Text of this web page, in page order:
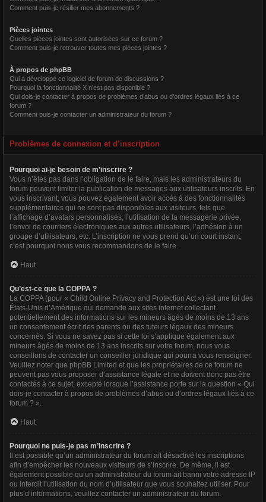
Comment puis-je résilier mes abonnements ?
Pièces jointes
Quelles pièces jointes sont autorisées sur ce forum ?
Comment puis-je retrouver toutes mes pièces jointes ?
À propos de phpBB
Qui a développé ce logiciel de forum de discussions ?
Pourquoi la fonctionnalité X n’est pas disponible ?
Qui dois-je contacter à propos de problèmes d’abus ou d’ordres légaux liés à ce
forum ?
Comment puis-je contacter un administrateur du forum ?
Problèmes de connexion et d’inscription
Pourquoi ai-je besoin de m’inscrire ?
Vous n’êtes pas dans l’obligation de le faire, mais les administrateurs du
forum peuvent limiter la publication de messages aux utilisateurs inscrits. En
vous inscrivant, vous pouvez également avoir accès à des fonctionnalités
supplémentaires qui ne sont pas disponibles aux visiteurs, tels que
l’affichage d’avatars personnalisés, l’utilisation de la messagerie privée,
l’envoi de courriers électroniques aux autres utilisateurs, l’adhésion à un
groupe d’utilisateurs, etc. L’inscription ne vous prend qu’un court instant,
c’est pourquoi nous vous recommandons de le faire.
Haut
Qu’est-ce que la COPPA ?
La COPPA (pour « Child Online Privacy and Protection Act ») est une loi des
États-Unis d’Amérique qui demande aux sites internet collectant
potentiellement des informations sur les mineurs âgés de moins de 13 ans
un consentement écrit des parents ou des tuteurs légaux des mineurs
concernés. Si vous ne savez pas si cette loi s’applique également aux
mineurs âgés de moins de 13 ans inscrits sur votre forum, nous vous
conseillons de contacter un conseiller juridique qui pourra vous renseigner.
Veuillez noter que phpBB Limited et que les propriétaires de ce forum ne
peuvent pas vous proposer d’assistance légale et ne doivent donc pas être
contactés à ce sujet, excepté lorsque l’assistance porte sur la question « Qui
dois-je contacter à propos de problèmes d’abus ou d’ordres légaux liés à ce
forum ? ».
Haut
Pourquoi ne puis-je pas m’inscrire ?
Il est possible qu’un administrateur du forum ait désactivé les inscriptions
afin d’empêcher les nouveaux visiteurs de s’inscrire. De même, il est
également possible qu’un administrateur du forum ait banni votre adresse IP
ou interdit l’utilisation du nom d’utilisateur que vous souhaitez utiliser. Pour
plus d’informations, veuillez contacter un administrateur du forum.